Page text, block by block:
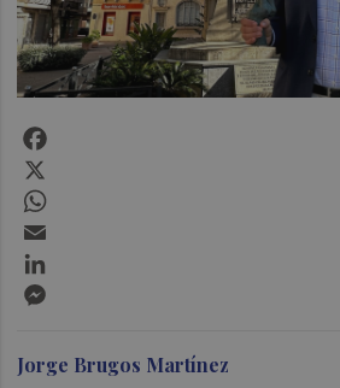
Jorge Brugos Martínez